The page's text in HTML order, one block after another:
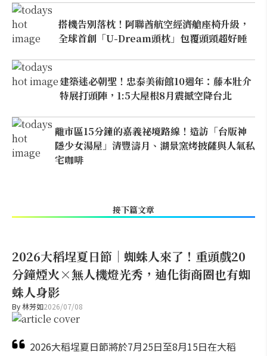
搭機告別落枕！阿聯酋航空經濟艙座椅升級，
全球首創「U-Dream頭枕」包覆頭頸超好睡
建築迷必朝聖！忠泰美術館10週年：藤本壯介
特展打頭陣，1:5大屋根8月震撼空降台北
離市區15分鐘的嘉義祕境路線！造訪「台版神
隱少女湯屋」清豐濤月、湖景窯烤披薩與人氣私
宅咖啡
接下篇文章
2026大稻埕夏日節｜蜘蛛人來了！重頭戲20
分鐘煙火×無人機燈光秀，迪化街商圈也有蜘
蛛人身影
By林芳如2026/07/08
2026大稻埕夏日節將於7月25日至8月15日在大稻